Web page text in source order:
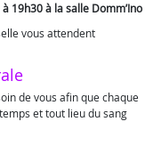
19h30 à la salle Domm’Ino
vous attendent
de vous afin que chaque
et tout lieu du sang